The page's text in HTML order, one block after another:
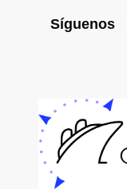
Síguenos